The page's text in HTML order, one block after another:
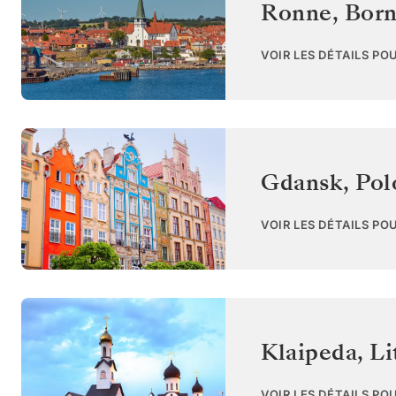
Ronne,
VOIR LES DÉTAILS
Gdansk,
VOIR LES DÉTAILS
Klaipeda,